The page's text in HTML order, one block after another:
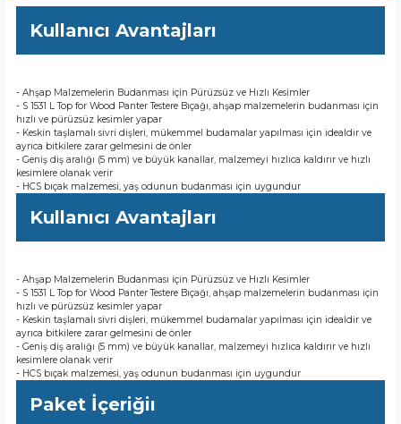
Kullanıcı Avantajları
- Ahşap Malzemelerin Budanması için Pürüzsüz ve Hızlı Kesimler
- S 1531 L Top for Wood Panter Testere Bıçağı, ahşap malzemelerin budanması için
hızlı ve pürüzsüz kesimler yapar
- Keskin taşlamalı sivri dişleri, mükemmel budamalar yapılması için idealdir ve
ayrıca bitkilere zarar gelmesini de önler
- Geniş diş aralığı (5 mm) ve büyük kanallar, malzemeyi hızlıca kaldırır ve hızlı
kesimlere olanak verir
- HCS bıçak malzemesi, yaş odunun budanması için uygundur
Kullanıcı Avantajları
- Ahşap Malzemelerin Budanması için Pürüzsüz ve Hızlı Kesimler
- S 1531 L Top for Wood Panter Testere Bıçağı, ahşap malzemelerin budanması için
hızlı ve pürüzsüz kesimler yapar
- Keskin taşlamalı sivri dişleri, mükemmel budamalar yapılması için idealdir ve
ayrıca bitkilere zarar gelmesini de önler
- Geniş diş aralığı (5 mm) ve büyük kanallar, malzemeyi hızlıca kaldırır ve hızlı
kesimlere olanak verir
- HCS bıçak malzemesi, yaş odunun budanması için uygundur
Paket İçeriğiı